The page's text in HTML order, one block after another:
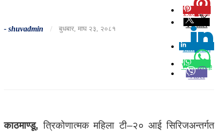
- shuvadmin / बुधबार, माघ २३, २०८१
Pinterest
Twitter
Linkedin
0
Whatsapp
Viber
काठमाण्डू, त्रिकोणात्मक महिला टी–२० आई सिरिजअन्तर्गत